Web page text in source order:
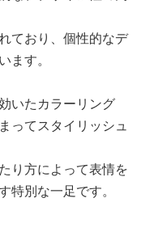
ており、個性的なデ
ます。
いたカラーリング
ってスタイリッシュ
り方によって表情を
特別な一足です。